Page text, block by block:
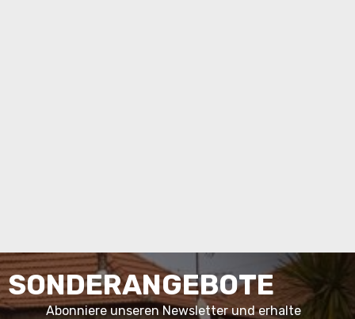
SONDERANGEBOTE
Abonniere unseren Newsletter und erhalte